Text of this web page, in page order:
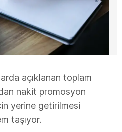
açıklanan toplam
nakit promosyon
yerine getirilmesi
taşıyor.